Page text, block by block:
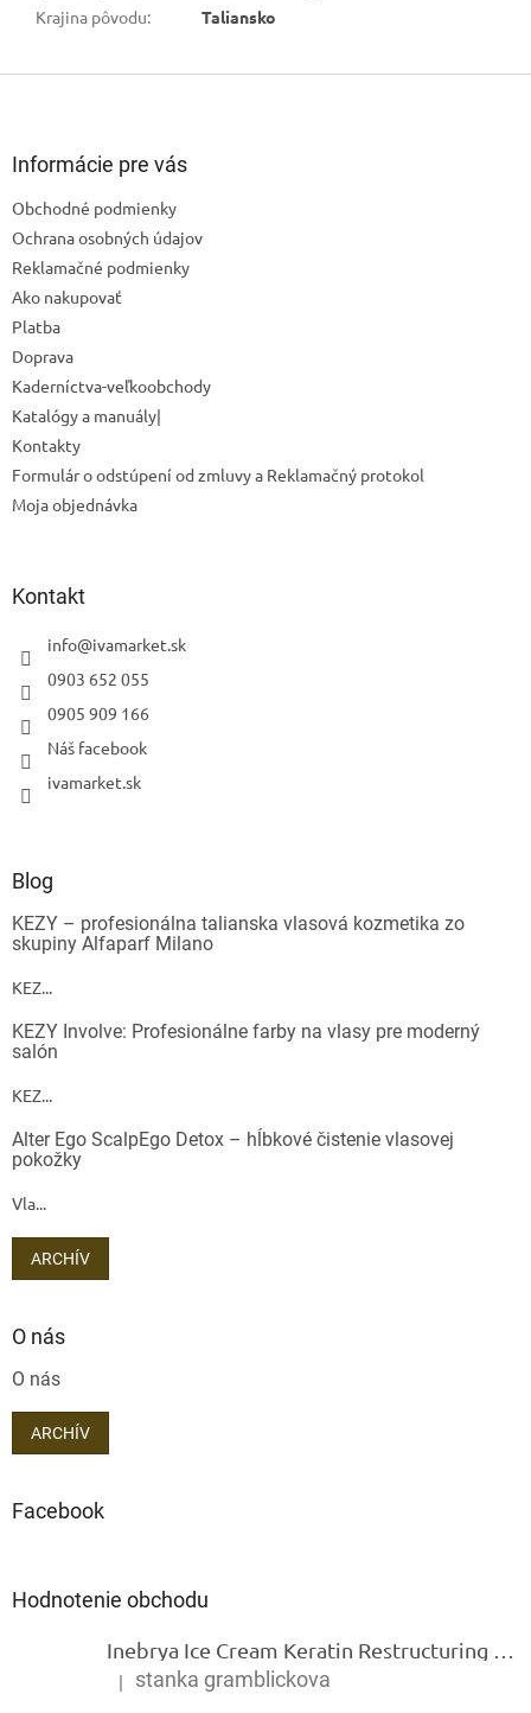
Krajina pôvodu: Taliansko
Informácie pre vás
Obchodné podmienky
Ochrana osobných údajov
Reklamačné podmienky
Ako nakupovať
Platba
Doprava
Kaderníctva-veľkoobchody
Katalógy a manuály|
Kontakty
Formulár o odstúpení od zmluvy a Reklamačný protokol
Moja objednávka
Kontakt
info@ivamarket.sk
0903 652 055
0905 909 166
Náš facebook
ivamarket.sk
Blog
KEZY – profesionálna talianska vlasová kozmetika zo
skupiny Alfaparf Milano
KEZ...
KEZY Involve: Profesionálne farby na vlasy pre moderný
salón
KEZ...
Alter Ego ScalpEgo Detox – hĺbkové čistenie vlasovej
pokožky
Vla...
ARCHÍV
O nás
O nás
ARCHÍV
Facebook
Hodnotenie obchodu
Hodnotenie produktu je 5 z 5 hviezdičiek.
| stanka gramblickova